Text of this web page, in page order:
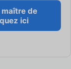
de
ici